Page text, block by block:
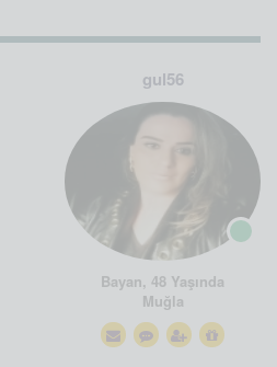
gul56
Bayan, 48 Yaşında
Muğla